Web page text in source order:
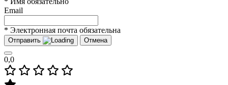
Email
* Электронная почта обязательна
Отправить Отмена
0,0